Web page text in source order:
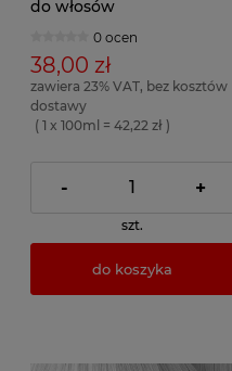
do włosów
0 ocen
38,00 zł
zawiera 23% VAT, bez kosztów
dostawy
( 1 x 100ml = 42,22 zł )
- +
szt.
do koszyka